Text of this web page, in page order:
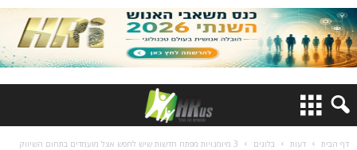
דף הבית דעות בלוגים 3 מיומנויות מפתח חדשות שיש לחפש אצל מועמדים בתחום השיווק